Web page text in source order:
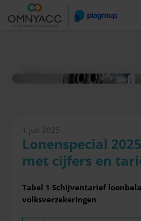
Vestigingen Zoeken
1 juli 2025
Lonenspecial
met cijfers en
Tabel 1 Schijventarief
volksverzekeringen